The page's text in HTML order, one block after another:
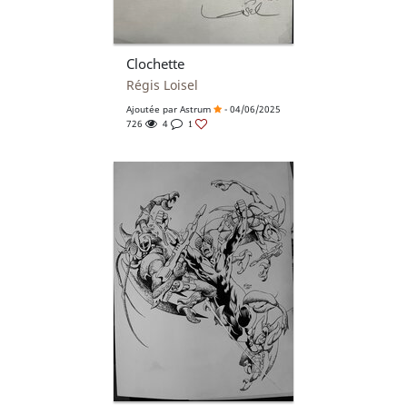
Clochette
Régis Loisel
Ajoutée par Astrum
- 04/06/2025
726
4 1